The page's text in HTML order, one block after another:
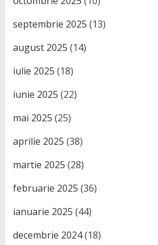
septembrie 2025 (13)
august 2025 (14)
iulie 2025 (18)
iunie 2025 (22)
mai 2025 (25)
aprilie 2025 (38)
martie 2025 (28)
februarie 2025 (36)
ianuarie 2025 (44)
decembrie 2024(18)